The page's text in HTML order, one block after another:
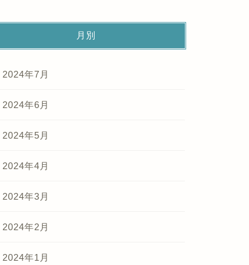
月別
2024年7月
2024年6月
2024年5月
2024年4月
2024年3月
2024年2月
2024年1月